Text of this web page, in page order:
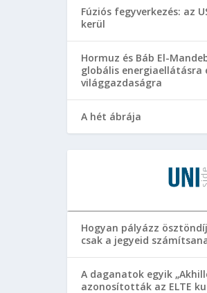
Fúziós fegyverkezés: az
kerül
Hormuz és Báb El-
globális energiaellátásra
világgazdaságra
A hét ábrája
Hogyan pályázz
csak a jegyeid
A daganatok egyik
azonosították az ELTE